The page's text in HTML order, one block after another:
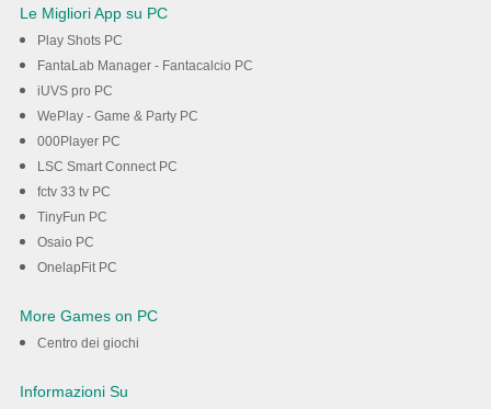
Le Migliori App su PC
Play Shots PC
FantaLab Manager - Fantacalcio PC
iUVS pro PC
WePlay - Game & Party PC
000Player PC
LSC Smart Connect PC
fctv 33 tv PC
TinyFun PC
Osaio PC
OnelapFit PC
More Games on PC
Centro dei giochi
Informazioni Su